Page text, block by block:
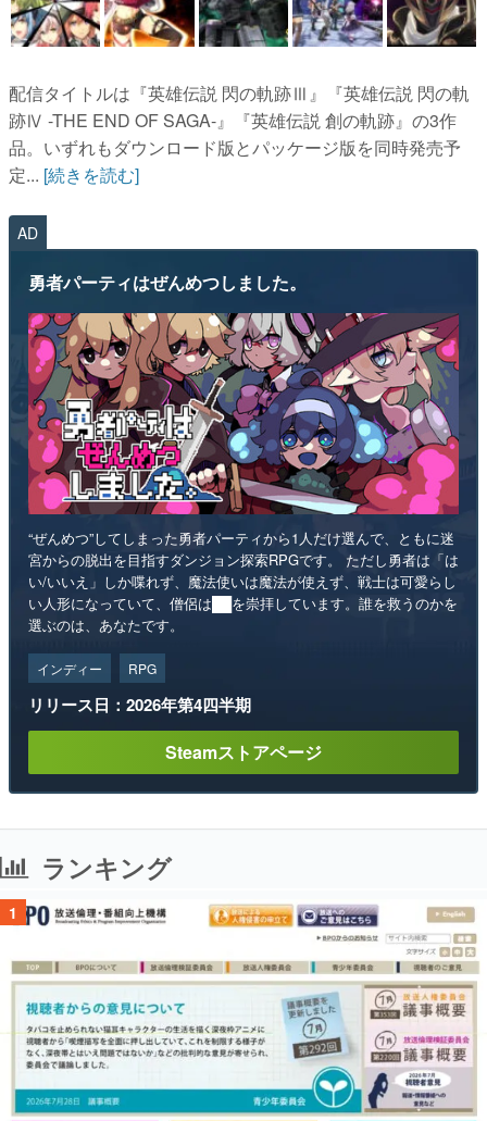
配信タイトルは『英雄伝説 閃の軌跡Ⅲ』『英雄伝説 閃の軌
跡Ⅳ -THE END OF SAGA-』『英雄伝説 創の軌跡』の3作
品。いずれもダウンロード版とパッケージ版を同時発売予
定... [続きを読む]
AD
勇者パーティはぜんめつしました。
“ぜんめつ”してしまった勇者パーティから1人だけ選んで、ともに迷
宮からの脱出を目指すダンジョン探索RPGです。 ただし勇者は「は
い/いいえ」しか喋れず、魔法使いは魔法が使えず、戦士は可愛らし
い人形になっていて、僧侶は██を崇拝しています。誰を救うのかを
選ぶのは、あなたです。
インディー RPG
リリース日：2026年第4四半期
Steamストアページ
ランキング
1